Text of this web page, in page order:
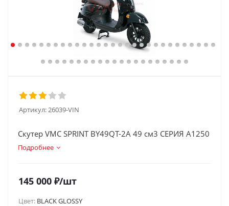
Артикул:26039-VIN
Скутер VMC SPRINT BY49QT-2A 49 см3 СЕРИЯ A1250
Подробнее
145 000 ₽/шт
Цвет: BLACK GLOSSY